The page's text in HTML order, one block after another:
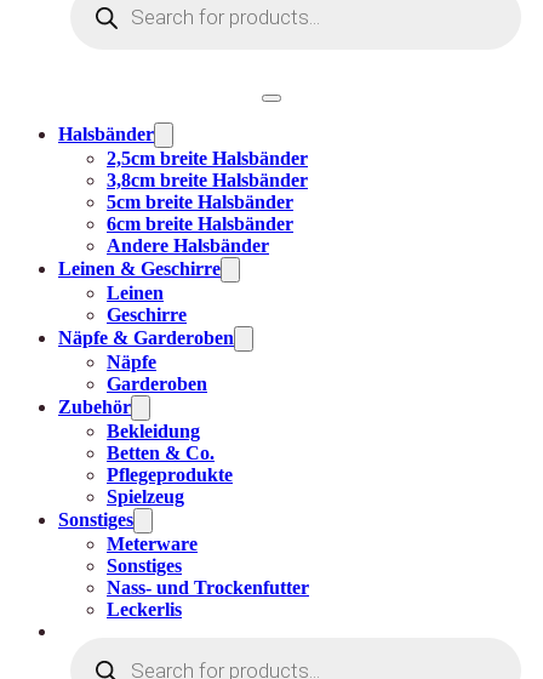
search
Halsbänder
2,5cm breite Halsbänder
3,8cm breite Halsbänder
5cm breite Halsbänder
6cm breite Halsbänder
Andere Halsbänder
Leinen & Geschirre
Leinen
Geschirre
Näpfe & Garderoben
Näpfe
Garderoben
Zubehör
Bekleidung
Betten & Co.
Pflegeprodukte
Spielzeug
Sonstiges
Meterware
Sonstiges
Nass- und Trockenfutter
Leckerlis
search